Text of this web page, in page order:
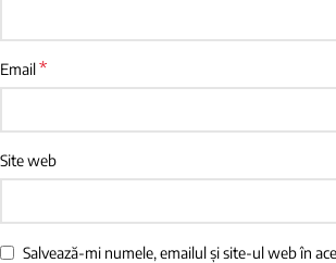
Email*
Site web
Salvează-mi numele, emailul și site-ul web în